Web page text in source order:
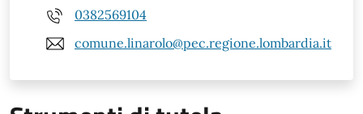
0382569104
comune.linarolo@pec.regione.lombardia.it